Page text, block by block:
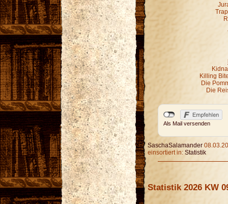
Killing
Die
Die
Als Mail versenden
SaschaSalamander
einsortiert in: Statistik
Statistik 2026 KW